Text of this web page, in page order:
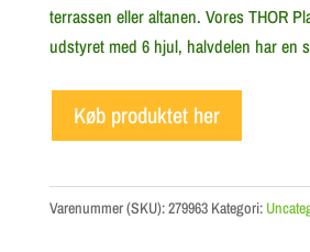
terrassen eller altanen. Vores THOR
udstyret med 6 hjul, halvdelen har en
Køb produktet her
Varenummer (SKU):279963 Kategori: